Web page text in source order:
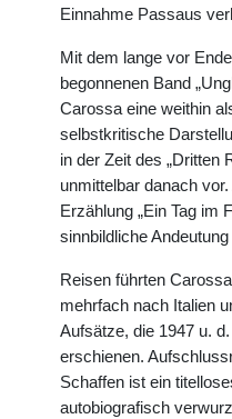
Einnahme Passaus
Mit dem lange vor
begonnenen Band
Carossa eine weithin
selbstkritische
in der Zeit des „Dritten
unmittelbar danach
Erzählung „Ein Tag im
sinnbildliche
Reisen führten
mehrfach nach Italien
Aufsätze, die 1947 u.
erschienen.
Schaffen ist ein
autobiografisch